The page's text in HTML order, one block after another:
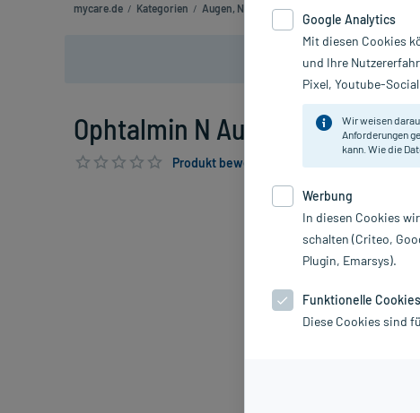
mycare.de / Kategorien / Augen, Nase & Ohren
Ophtalmin N Augentropfen, 10
Produkt bewerten & PlusHerzen sichern
Google Analytics
Mit diesen Cookies
und Ihre
Pixel, Youtube-
Wir weisen
Anforderungen
kann. Wie die
Werbung
In diesen Cookies
schalten (Criteo,
Plugin, Emarsys).
Funktionelle Cookies
Diese Cookies sind